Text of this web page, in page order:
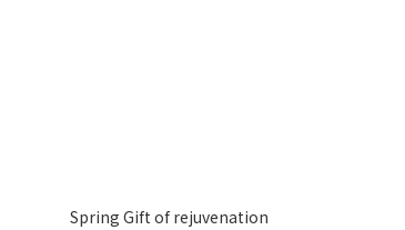
Spring Gift of rejuvenation